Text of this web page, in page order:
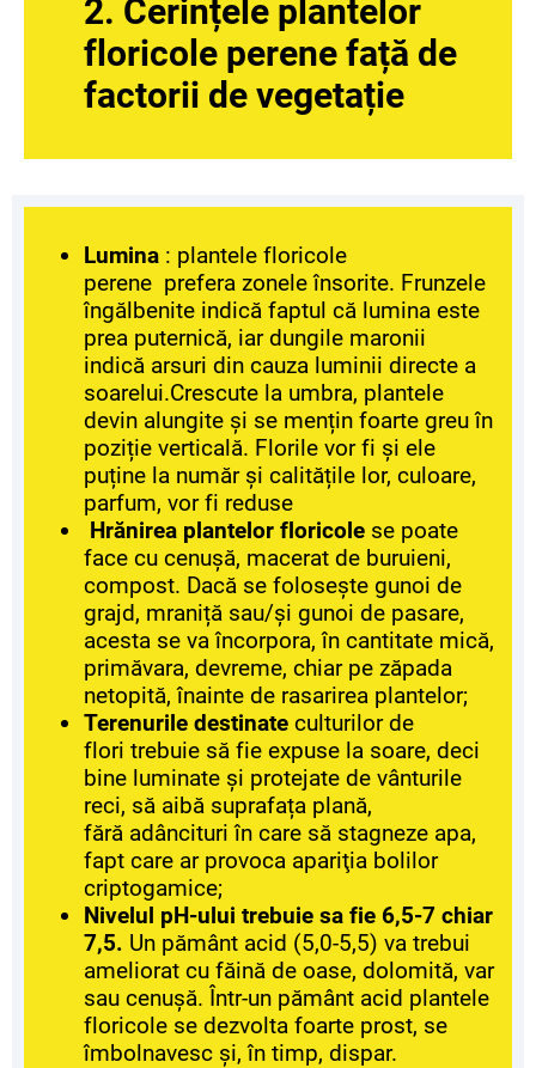
2. Cerințele plantelor
floricole perene față de
factorii de vegetație
Lumina : plantele floricole
perene prefera zonele însorite. Frunzele
îngălbenite indică faptul că lumina este
prea puternică, iar dungile maronii
indică arsuri din cauza luminii directe a
soarelui.Crescute la umbra, plantele
devin alungite și se mențin foarte greu în
poziție verticală. Florile vor fi și ele
puține la număr și calitățile lor, culoare,
parfum, vor fi reduse
Hrănirea plantelor floricole se poate
face cu cenușă, macerat de buruieni,
compost. Dacă se folosește gunoi de
grajd, mraniță sau/și gunoi de pasare,
acesta se va încorpora, în cantitate mică,
primăvara, devreme, chiar pe zăpada
netopită, înainte de rasarirea plantelor;
Terenurile destinate culturilor de
flori trebuie să fie expuse la soare, deci
bine luminate și protejate de vânturile
reci, să aibă suprafața plană,
fără adâncituri în care să stagneze apa,
fapt care ar provoca apariţia bolilor
criptogamice;
Nivelul pH-ului trebuie sa fie 6,5-7 chiar
7,5. Un pământ acid (5,0-5,5) va trebui
ameliorat cu făină de oase, dolomită, var
sau cenușă. Într-un pământ acid plantele
floricole se dezvolta foarte prost, se
îmbolnavesc și, în timp, dispar.